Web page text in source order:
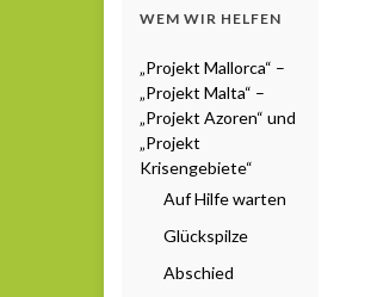
WEM WIR HELFEN
„Projekt Mallorca“ –
„Projekt Malta“ –
„Projekt Azoren“ und
„Projekt
Krisengebiete“
Auf Hilfe warten
Glückspilze
Abschied